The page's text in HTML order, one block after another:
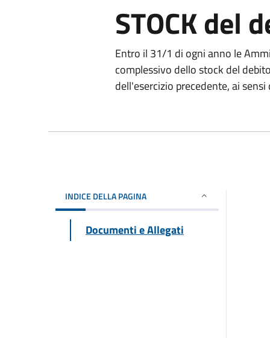
STOCK del
Entro il 31/1 di ogni anno le
complessivo dello stock del
dell'esercizio precedente, ai
INDICE DELLA PAGINA
Documenti e Allegati